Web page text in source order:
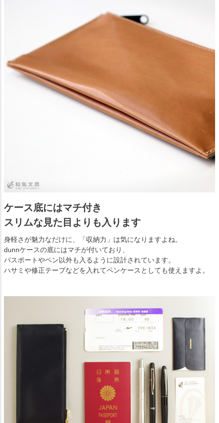
ケース底にはマチ付き
スリムな見た目よりも入ります
身軽さが魅力なだけに、「収納力」は気になりますよね。
dunnケースの底にはマチが付いており、
パスポートやペン以外も入るように設計されています。
ハサミや修正テープなどを入れてペンケースとしても使えますよ。